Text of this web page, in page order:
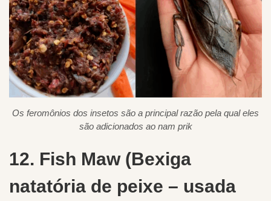
Os feromônios dos insetos são a principal razão pela qual eles
são adicionados ao nam prik
12. Fish Maw (Bexiga
natatória de peixe – usada